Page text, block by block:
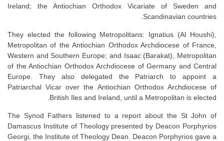
Ireland; the Antiochian Orthodox Vicariate of Sweden and
Scandinavian countries.
They elected the following Metropolitans: Ignatius (Al Houshi),
Metropolitan of the Antiochian Orthodox Archdiocese of France,
Western and Southern Europe; and Isaac (Barakat), Metropolitan
of the Antiochian Orthodox Archdiocese of Germany and Central
Europe. They also delegated the Patriarch to appoint a
Patriarchal Vicar over the Antiochian Orthodox Archdiocese of
British Iles and Ireland, until a Metropolitan is elected.
The Synod Fathers listened to a report about the St John of
Damascus Institute of Theology presented by Deacon Porphyrios
Georgi, the Institute of Theology Dean. Deacon Porphyrios gave a